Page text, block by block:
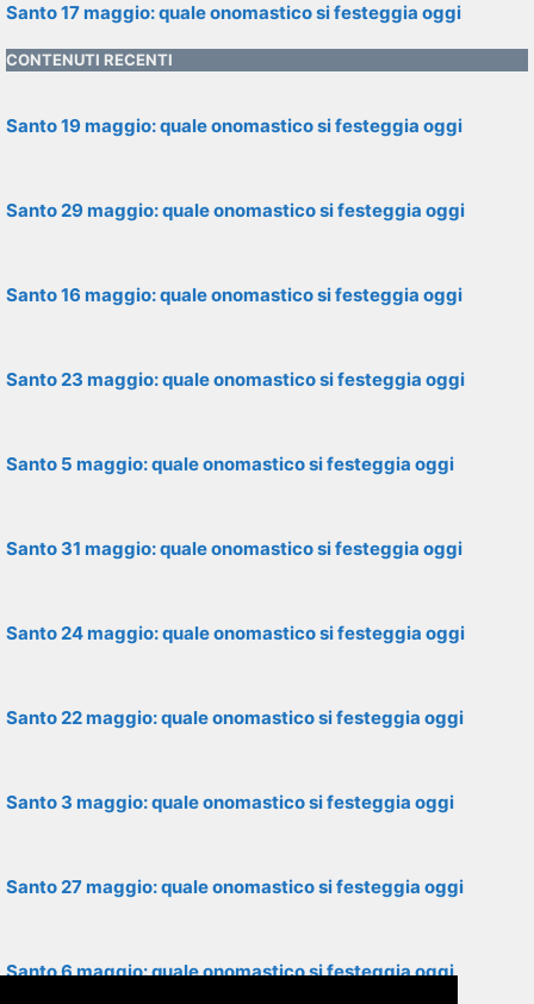
Santo 17 maggio: quale onomastico si festeggia oggi
CONTENUTI RECENTI
Santo 19 maggio: quale onomastico si festeggia oggi
Santo 29 maggio: quale onomastico si festeggia oggi
Santo 16 maggio: quale onomastico si festeggia oggi
Santo 23 maggio: quale onomastico si festeggia oggi
Santo 5 maggio: quale onomastico si festeggia oggi
Santo 31 maggio: quale onomastico si festeggia oggi
Santo 24 maggio: quale onomastico si festeggia oggi
Santo 22 maggio: quale onomastico si festeggia oggi
Santo 3 maggio: quale onomastico si festeggia oggi
Santo 27 maggio: quale onomastico si festeggia oggi
Santo 6 maggio: quale onomastico si festeggia oggi